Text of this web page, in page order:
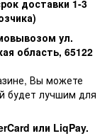
доставки 1-3
ул.
область, 65122
Вы можете
будет лучшим для
или LiqPay.